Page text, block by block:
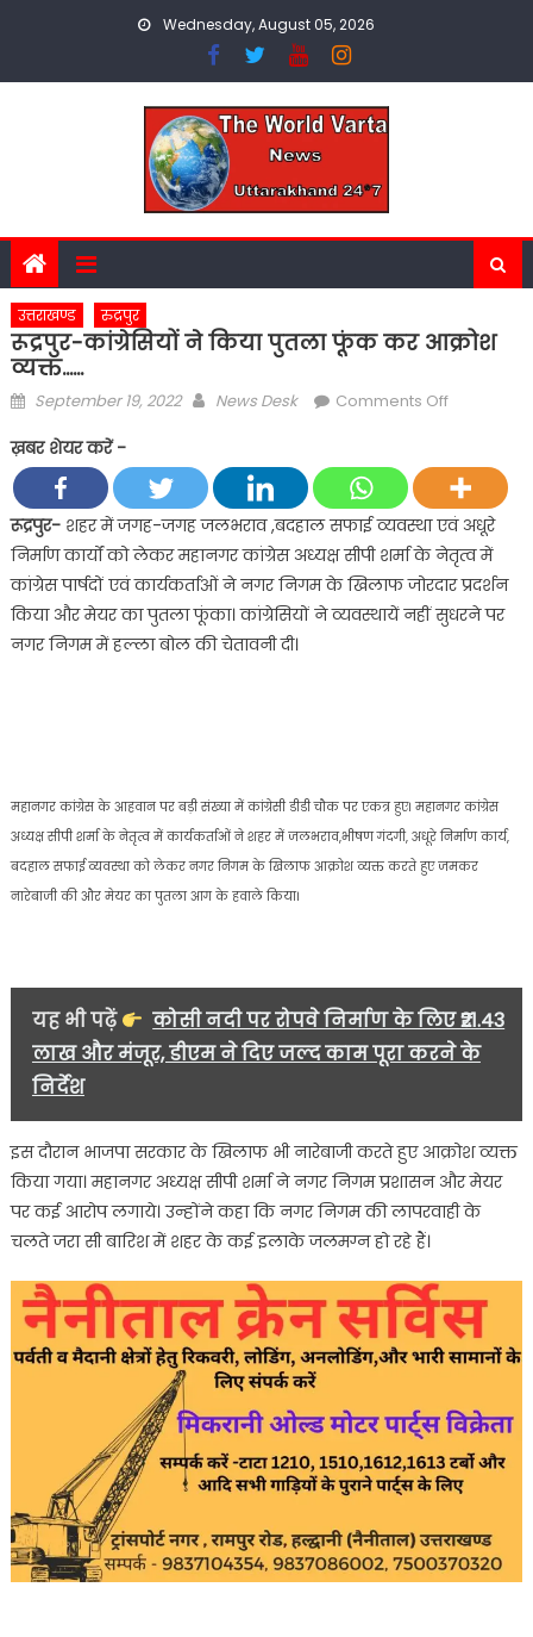
Wednesday, August 05, 2026
उत्तराखण्ड रुद्रपुर
रूद्रपुर-कांग्रेसियों ने किया पुतला फूंक कर आक्रोश
व्यक्त……
Posted
September 19, 2022 Author
News Desk Comments Offon
ने
किया
पुतला
फूंक
कर
आक्रोश
ख़बर शेयर करें -
रूद्रपुर-शहर में जगह-जगह जलभराव ,बदहाल सफाई व्यवस्था एवं अधूरे
निर्माण कार्यों को लेकर महानगर कांग्रेस अध्यक्ष सीपी शर्मा के नेतृत्व में
कांग्रेस पार्षदों एवं कार्यकर्ताओं ने नगर निगम के खिलाफ जोरदार प्रदर्शन
किया और मेयर का पुतला फूंका। कांग्रेसियों ने व्यवस्थायें नहीं सुधरने पर
नगर निगम में हल्ला बोल की चेतावनी दी।
महानगर कांग्रेस के आहवान पर बड़ी संख्या में कांग्रेसी डीडी चौक पर एकत्र हुए। महानगर कांग्रेस
अध्यक्ष सीपी शर्मा के नेतृत्व में कार्यकर्ताओं ने शहर में जलभराव,भीषण गंदगी, अधूरे निर्माण कार्य,
बदहाल सफाई व्यवस्था को लेकर नगर निगम के खिलाफ आक्रोश व्यक्त करते हुए जमकर
नारेबाजी की और मेयर का पुतला आग के हवाले किया।
यह भी पढ़ें
कोसी नदी पर रोपवे निर्माण के लिए ₹21.43
लाख और मंजूर, डीएम ने दिए जल्द काम पूरा करने के
निर्देश
इस दौरान भाजपा सरकार के खिलाफ भी नारेबाजी करते हुए आक्रोश व्यक्त
किया गया। महानगर अध्यक्ष सीपी शर्मा ने नगर निगम प्रशासन और मेयर
पर कई आरोप लगाये। उन्होंने कहा कि नगर निगम की लापरवाही के
चलते जरा सी बारिश में शहर के कई इलाके जलमग्न हो रहे हैं।